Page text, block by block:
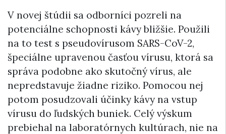
V novej štúdii sa odborníci pozreli na
potenciálne schopnosti kávy bližšie. Použili
na to test s pseudovírusom SARS-CoV-2,
špeciálne upravenou časťou vírusu, ktorá sa
správa podobne ako skutočný vírus, ale
nepredstavuje žiadne riziko. Pomocou nej
potom posudzovali účinky kávy na vstup
vírusu do ľudských buniek. Celý výskum
prebiehal na laboratórnych kultúrach, nie na